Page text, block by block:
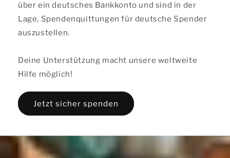
über ein deutsches Bankkonto und sind in der
Lage, Spendenquittungen für deutsche Spender
auszustellen.
Deine Unterstützung macht unsere weltweite
Hilfe möglich!
Jetzt sicher spenden